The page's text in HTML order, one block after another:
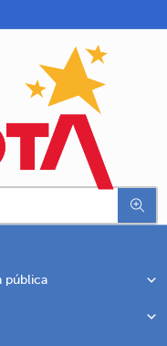
pública